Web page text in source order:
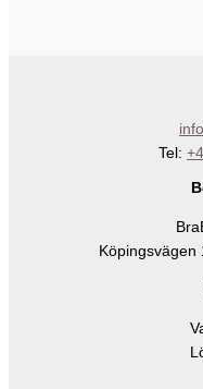
Tel:
Köpingsvägen